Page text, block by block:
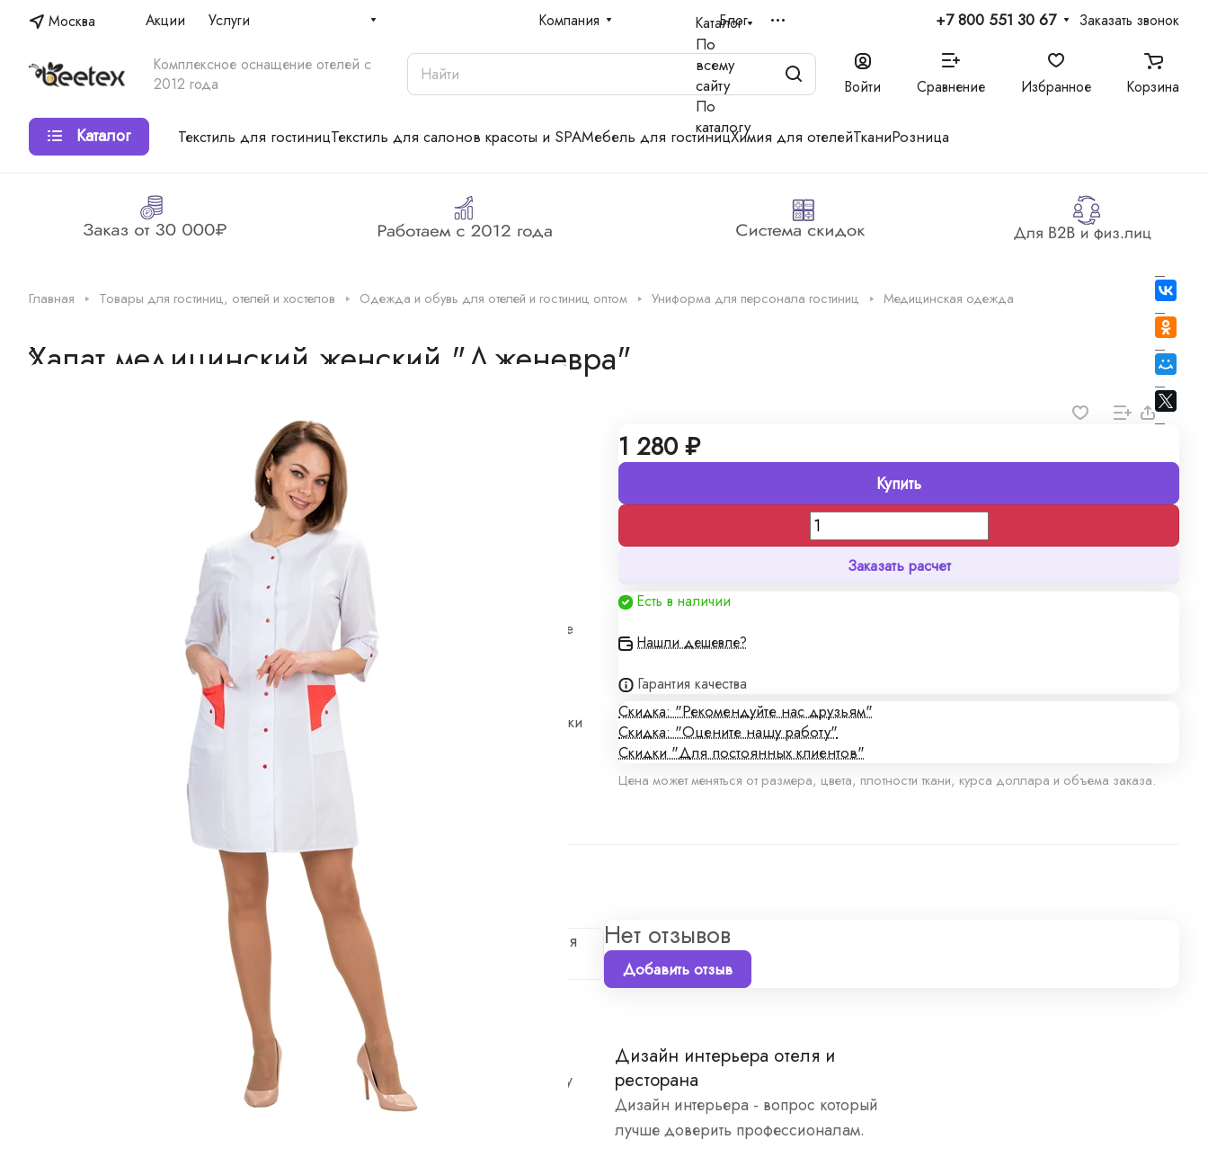
Москва Акции Услуги Компания Блог +7 800 551 30 67 Заказать звонок
Комплексное оснащение отелей с
2012 года
Каталог
По
всему
сайту
По
каталогу
Войти Сравнение Избранное Корзина
Каталог Текстиль для гостиницТекстиль для салонов красоты и SPAМебель для гостиницХимия для отелейТканиРозница
Главная Товары для гостиниц, отелей и хостелов Одежда и обувь для отелей и гостиниц оптом Униформа для персонала гостиниц Медицинская одежда
Халат медицинский женский "Дженевра"
Наши специалисты - профессионалы
А это значит можем предложить низкие цены и изготовление
по индивидуальным размерам на заказ
Финансовые гарантия качества закреплены в договоре поставки
1 280 ₽
Купить
Заказать расчет
Есть в наличии
Нашли дешевле?
Гарантия качества
Скидка: "Рекомендуйте нас друзьям"
Скидка: "Оцените нашу работу"
Скидки "Для постоянных клиентов"
Цена может меняться от размера, цвета, плотности ткани, курса доллара и объема заказа.
Вопросы и ответы
Помогите другим пользователям с выбором - будьте первым, кто поделится
своим мнением об этом товаре
Нет отзывов
Добавить отзыв
Услуги по вышивке логотипов на
Дизайн интерьера хостела
Ответственно подходим к каждому
заказу.
Дизайн интерьера отеля и
ресторана
Дизайн интерьера - вопрос который
лучше доверить профессионалам.